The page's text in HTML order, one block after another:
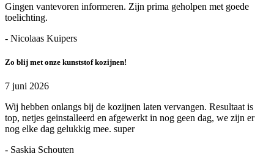
Gingen vantevoren informeren. Zijn prima geholpen met goede
toelichting.
- Nicolaas Kuipers
Zo blij met onze kunststof kozijnen!
7 juni 2026
Wij hebben onlangs bij de kozijnen laten vervangen. Resultaat is
top, netjes geinstalleerd en afgewerkt in nog geen dag, we zijn er
nog elke dag gelukkig mee. super
- Saskia Schouten